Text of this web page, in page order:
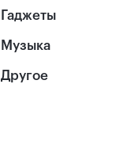
Гаджеты
Музыка
Другое